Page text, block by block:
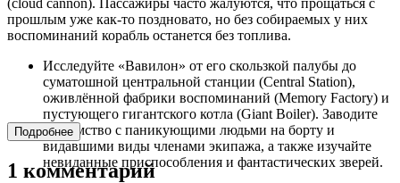
прошлым уже как-то поздновато, но без собираемых у них
воспоминаний корабль останется без топлива.
Исследуйте «Вавилон» от его скользкой палубы до
суматошной центральной станции (Central Station),
оживлённой фабрики воспоминаний (Memory Factory) и
пустующего гигантского котла (Giant Boiler). Заводите
знакомство с паникующими людьми на борту и
видавшими виды членами экипажа, а также изучайте
невиданные приспособления и фантастических зверей.
Подробнее
1 комментарий